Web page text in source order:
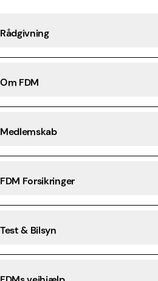
Rådgivning
Om FDM
Medlemskab
FDM Forsikringer
Test & Bilsyn